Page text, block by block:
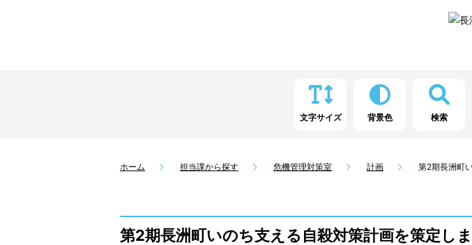
文字サイズ 背景色 検索
ホーム 担当課から探す 危機管理対策室 計画 第2期長洲町
第2期長洲町いのち支える自殺対策計画を策定しま